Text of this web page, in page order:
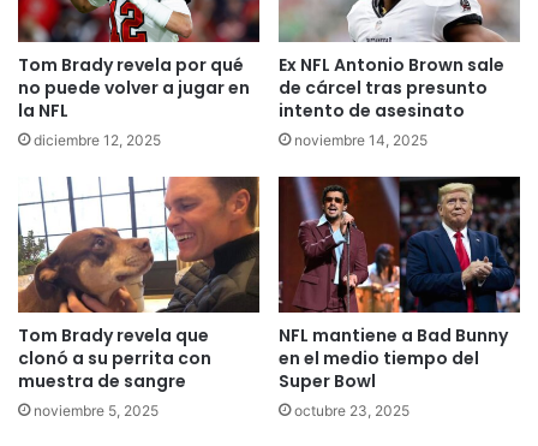
Tom Brady revela por qué
no puede volver a jugar en
la NFL
diciembre 12, 2025
Ex NFL Antonio Brown sale
de cárcel tras presunto
intento de asesinato
noviembre 14, 2025
Tom Brady revela que
clonó a su perrita con
muestra de sangre
noviembre 5, 2025
NFL mantiene a Bad Bunny
en el medio tiempo del
Super Bowl
octubre 23, 2025